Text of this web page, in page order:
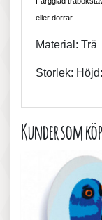
eller dörrar.
Material: Trä
Storlek:
Kunder som